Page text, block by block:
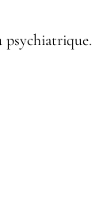
psychiatrique.